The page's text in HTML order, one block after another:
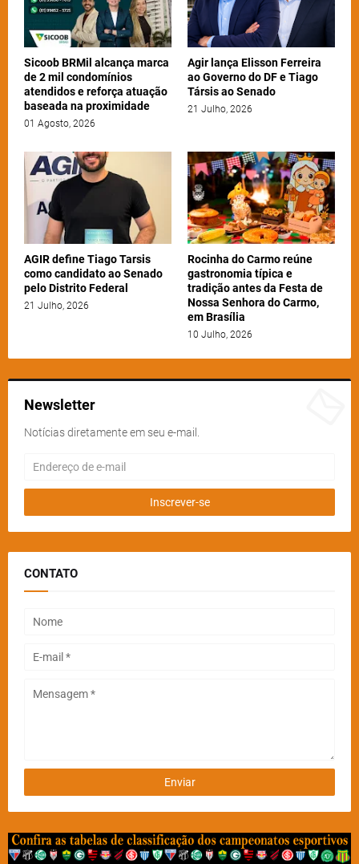
Sicoob BRMil alcança marca
de 2 mil condomínios
atendidos e reforça atuação
baseada na proximidade
01 Agosto, 2026
Agir lança Elisson Ferreira
ao Governo do DF e Tiago
Társis ao Senado
21 Julho, 2026
AGIR define Tiago Tarsis
como candidato ao Senado
pelo Distrito Federal
21 Julho, 2026
Rocinha do Carmo reúne
gastronomia típica e
tradição antes da Festa de
Nossa Senhora do Carmo,
em Brasília
10 Julho, 2026
Newsletter
Notícias diretamente em seu e-mail.
CONTATO